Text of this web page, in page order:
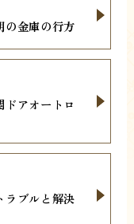
の金庫の行方
アオートロ
ラブルと解決